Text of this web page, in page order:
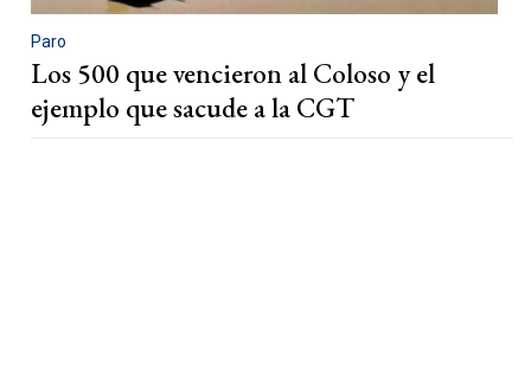
Paro
Los 500 que vencieron al Coloso y el
ejemplo que sacude a la CGT